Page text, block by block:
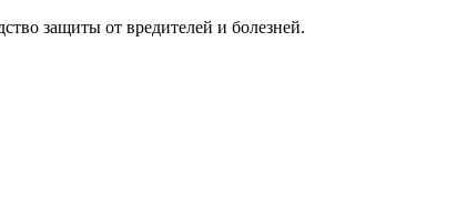
защиты от вредителей и болезней.